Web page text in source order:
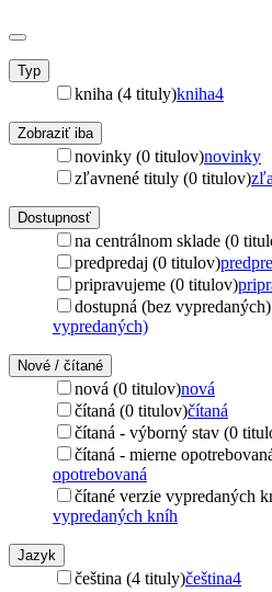
Typ
kniha (4 tituly)kniha4
Zobraziť iba
novinky (0 titulov)novinky
zľavnené tituly (0 titulov)
Dostupnosť
na centrálnom sklade (0
predpredaj (0 titulov)
pripravujeme (0 titulov)
dostupná (bez
vypredaných)
Nové / čítané
nová (0 titulov)nová
čítaná (0 titulov)čítaná
čítaná - výborný stav (0
čítaná - mierne
opotrebovaná
čítané verzie vypredaných
vypredaných kníh
Jazyk
čeština (4 tituly)čeština4